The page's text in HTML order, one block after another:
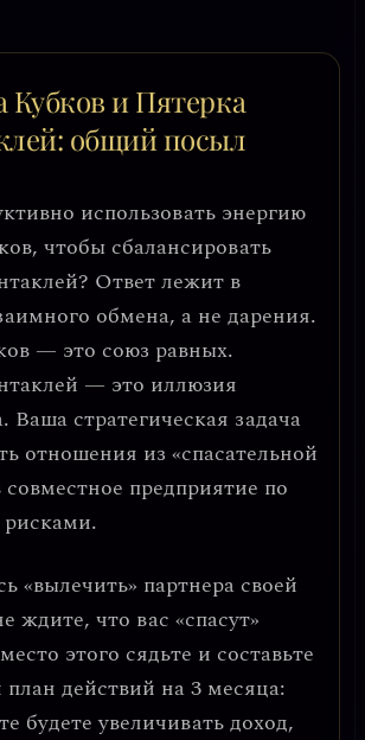
Кубков и Пятерка
общий посыл
использовать энергию
чтобы сбалансировать
Ответ лежит в
обмена, а не дарения.
— это союз равных.
— это иллюзия
Ваша стратегическая задача
отношения из «спасательной
совместное предприятие по
.
«вылечить» партнера своей
ждите, что вас «спасут»
этого сядьте и составьте
действий на 3 месяца:
будете увеличивать доход,